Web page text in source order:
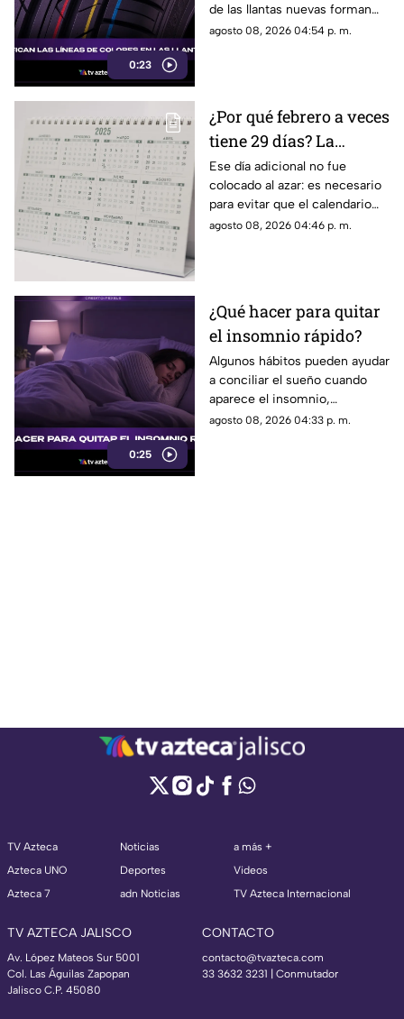
0:23
de las llantas nuevas forman
parte del proceso de
agosto 08, 2026 04:54 p. m.
¿Por qué febrero a veces
tiene 29 días? La
curiosa razón detrás de
los años bisiestos
Ese día adicional no fue
colocado al azar: es necesario
para evitar que el calendario
pierda sincronía con las
agosto 08, 2026 04:46 p. m.
0:25
¿Qué hacer para quitar
el insomnio rápido?
Algunos hábitos pueden ayudar
a conciliar el sueño cuando
aparece el insomnio,
especialmente reducir la
agosto 08, 2026 04:33 p. m.
TV Azteca
Azteca UNO
Azteca 7
Noticias
Deportes
adn Noticias
a más +
Videos
TV Azteca Internacional
TV AZTECA JALISCO
Av. López Mateos Sur 5001
Col. Las Águilas Zapopan
Jalisco C.P. 45080
CONTACTO
contacto@tvazteca.com
33 3632 3231 | Conmutador